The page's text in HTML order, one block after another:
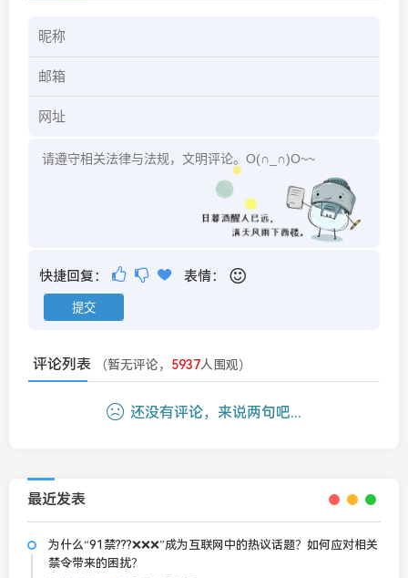
快捷回复： 表情：
评论列表 （暂无评论， 5937人围观）
还没有评论，来说两句吧...
最近发表
为什么“91禁???❌❌❌”成为互联网中的热议话题？如何应对相关
禁令带来的困扰？